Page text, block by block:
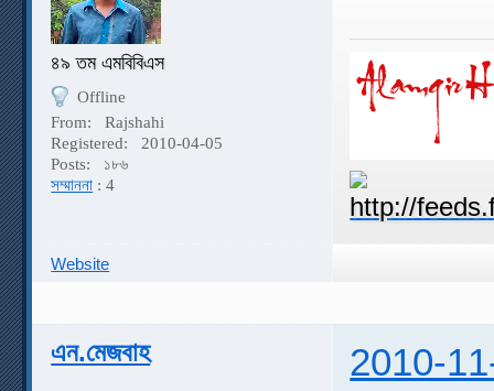
৪৯ তম এমবিবিএস
Offline
From:
Rajshahi
Registered:
2010-04-05
Posts:
১৮৬
সম্মাননা : 4
Website
এন.মেজবাহ 2010-